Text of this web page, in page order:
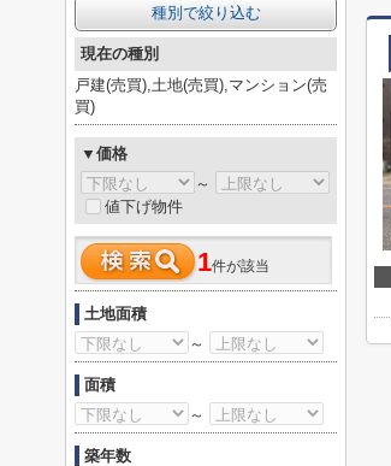
種別で絞り込む
現在の種別
戸建(売買),土地(売買),マンション(売
買)
▼価格
～
値下げ物件
1件が該当
土地面積
～
面積
～
築年数